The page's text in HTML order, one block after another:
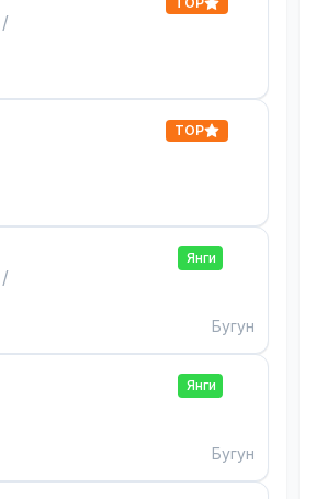
/
TOP
/
Янги
Бугун
Янги
Бугун